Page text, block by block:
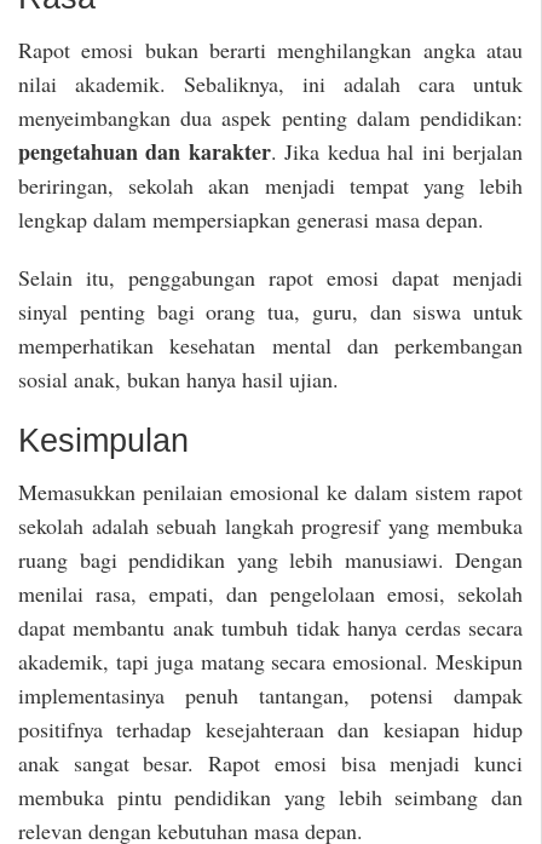
Rapot emosi bukan berarti menghilangkan angka atau
nilai akademik. Sebaliknya, ini adalah cara untuk
menyeimbangkan dua aspek penting dalam pendidikan:
pengetahuan dan karakter. Jika kedua hal ini berjalan
beriringan, sekolah akan menjadi tempat yang lebih
lengkap dalam mempersiapkan generasi masa depan.
Selain itu, penggabungan rapot emosi dapat menjadi
sinyal penting bagi orang tua, guru, dan siswa untuk
memperhatikan kesehatan mental dan perkembangan
sosial anak, bukan hanya hasil ujian.
Kesimpulan
Memasukkan penilaian emosional ke dalam sistem rapot
sekolah adalah sebuah langkah progresif yang membuka
ruang bagi pendidikan yang lebih manusiawi. Dengan
menilai rasa, empati, dan pengelolaan emosi, sekolah
dapat membantu anak tumbuh tidak hanya cerdas secara
akademik, tapi juga matang secara emosional. Meskipun
implementasinya penuh tantangan, potensi dampak
positifnya terhadap kesejahteraan dan kesiapan hidup
anak sangat besar. Rapot emosi bisa menjadi kunci
membuka pintu pendidikan yang lebih seimbang dan
relevan dengan kebutuhan masa depan.